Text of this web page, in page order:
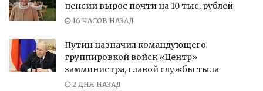
пенсии вырос почти на 10 тыс. рублей
16 ЧАСОВ НАЗАД
Путин назначил командующего
группировкой войск «Центр»
замминистра, главой службы тыла
2 ДНЯ НАЗАД